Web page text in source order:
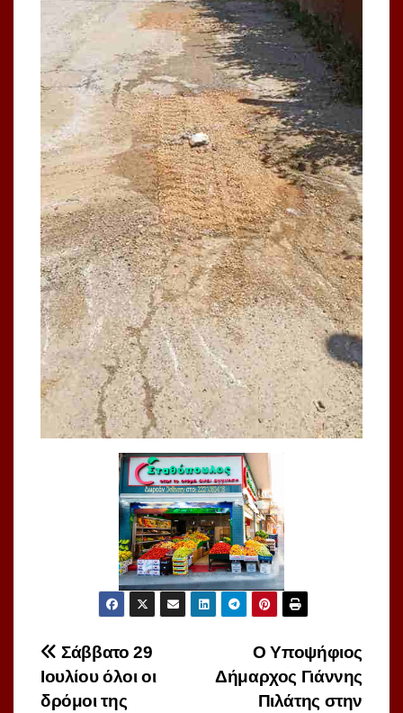
Πλοήγηση
άρθρων
Ο Υποψήφιος
Δήμαρχος Γιάννης
Πιλάτης στην
Σάββατο 29
Ιουλίου όλοι οι
δρόμοι της